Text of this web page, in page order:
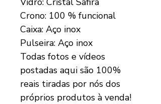
Crono: 100 % funcional
Caixa: Aço inox
Pulseira: Aço inox
Todas fotos e vídeos
postadas aqui são 100%
reais tiradas por nós dos
próprios produtos à venda!